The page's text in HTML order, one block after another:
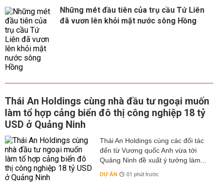
Những mét đầu tiên của trụ cầu Tứ Liên
đã vươn lên khỏi mặt nước sông Hồng
Thái An Holdings cùng nhà đầu tư ngoại muốn
làm tổ hợp cảng biển đô thị công nghiệp 18 tỷ
USD ở Quảng Ninh
Thái An Holdings cùng các đối tác
đến từ Vương quốc Anh vừa tới
Quảng Ninh đề xuất ý tưởng làm...
DỰ ÁN 01 phút trước